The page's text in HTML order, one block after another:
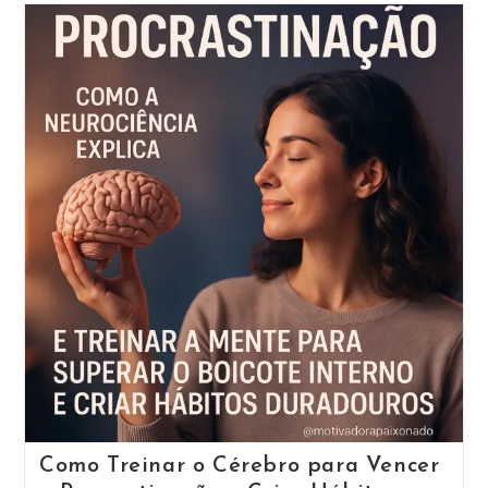
Autossuficiência
Emocional:
Como
Sozinho
Fortalece
Sua
Mente
Como Treinar o Cérebro para Vencer
inteligência emocional é essencial para estabelecer
resiliência, autoaceitação e um crescimento pessoal
Continue LendoA
Transformação
Da
Relação
Com
O
Fracasso
Através
Da
Aceitação
Consciência
Emocional